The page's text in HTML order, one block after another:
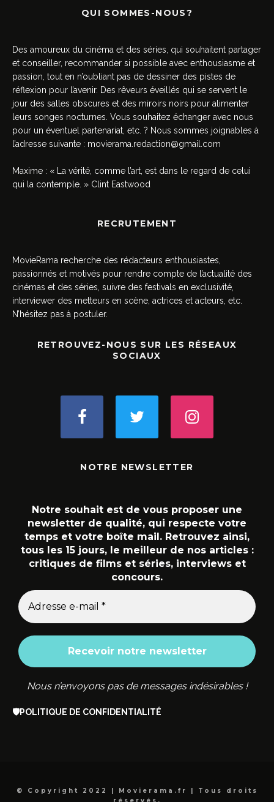
QUI SOMMES-NOUS?
Des amoureux du cinéma et des séries, qui souhaitent partager
et conseiller, recommander si possible avec enthousiasme et
passion, tout en n’oubliant pas de dessiner des pistes de
réflexion pour l’avenir. Des rêveurs éveillés qui se servent le
jour des salles obscures et des miroirs noirs pour alimenter
leurs songes nocturnes. Vous souhaitez échanger avec nous
pour un éventuel partenariat, etc. ? Nous sommes joignables à
l’adresse suivante : movierama.redaction@gmail.com
Maxime : « La vérité, comme l’art, est dans le regard de celui
qui la contemple. » Clint Eastwood
RECRUTEMENT
MovieRama recherche des rédacteurs enthousiastes,
passionnés et motivés pour rendre compte de l’actualité des
cinémas et des séries, suivre des festivals en exclusivité,
interviewer des metteurs en scène, actrices et acteurs, etc.
N’hésitez pas à postuler.
RETROUVEZ-NOUS SUR LES RÉSEAUX
SOCIAUX
NOTRE NEWSLETTER
Notre souhait est de vous proposer une
newsletter de qualité, qui respecte votre
temps et votre boîte mail. Retrouvez ainsi,
tous les 15 jours, le meilleur de nos articles :
critiques de films et séries, interviews et
concours.
Nous n’envoyons pas de messages indésirables !
🛡️POLITIQUE DE CONFIDENTIALITÉ
© Copyright 2022 | Movierama.fr | Tous droits
réservés.